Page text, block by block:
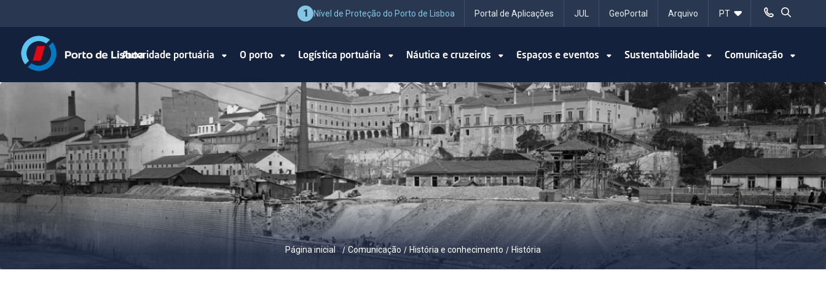
1 Nível de Proteção do Porto de Lisboa Portal de Aplicações JUL GeoPortal Arquivo
Autoridade portuária O porto Logística portuária Náutica e cruzeiros Espaços e eventos Sustentabilidade Comunicação
Página inicial /Comunicação/ História e conhecimento / História